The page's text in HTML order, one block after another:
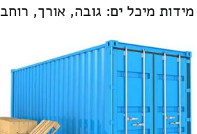
מידות מיכל ים: גובה, אורך, רוחב